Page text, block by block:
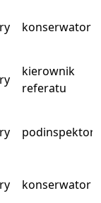
konserwator
kierownik
referatu
podinspektor
konserwator